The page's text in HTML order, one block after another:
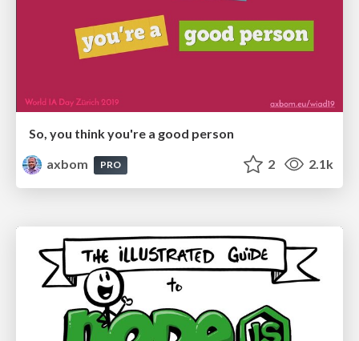
So, you think you're a good person
axbom
PRO 2 2.1k